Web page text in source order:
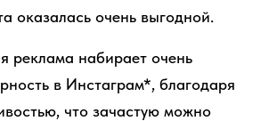
оказалась очень выгодной.
реклама набирает очень
в Инстаграм*, благодаря
что зачастую можно